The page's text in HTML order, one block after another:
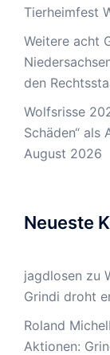
Tierheimfest
Weitere acht
den
Wolfsrisse
Schäden“ als
August 2026
Neueste
jagdlosen zu
Grindi droht
Roland
Aktionen: